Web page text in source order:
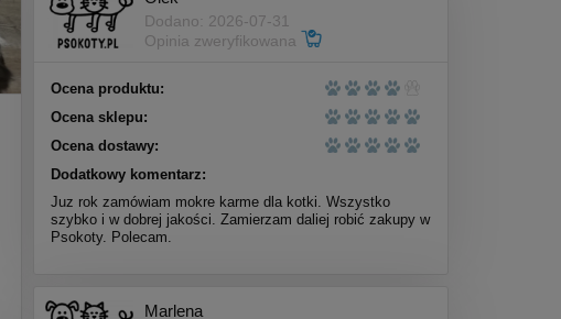
Dodano: 2026-07-31
Opinia zweryfikowana
Ocena produktu:
Ocena sklepu:
Ocena dostawy:
Dodatkowy komentarz:
Juz rok zamówiam mokre karme dla kotki. Wszystko
szybko i w dobrej jakości. Zamierzam daliej robić zakupy w
Psokoty. Polecam.
Marlena